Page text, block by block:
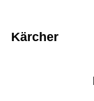
Kärcher